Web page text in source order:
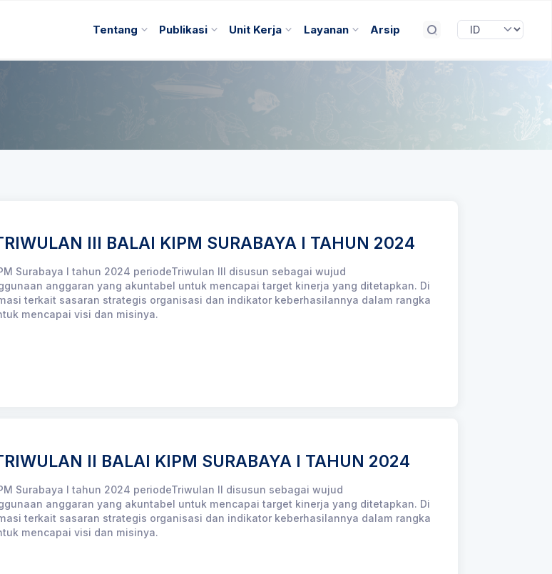
Tentang Publikasi Unit Kerja Layanan Arsip
III BALAI KIPM SURABAYA I TAHUN 2024
Surabaya I tahun 2024 periodeTriwulan III disusun sebagai wujud
anggaran yang akuntabel untuk mencapai target kinerja yang ditetapkan. Di
terkait sasaran strategis organisasi dan indikator keberhasilannya dalam rangka
mencapai visi dan misinya.
II BALAI KIPM SURABAYA I TAHUN 2024
Surabaya I tahun 2024 periodeTriwulan II disusun sebagai wujud
anggaran yang akuntabel untuk mencapai target kinerja yang ditetapkan. Di
terkait sasaran strategis organisasi dan indikator keberhasilannya dalam rangka
mencapai visi dan misinya.